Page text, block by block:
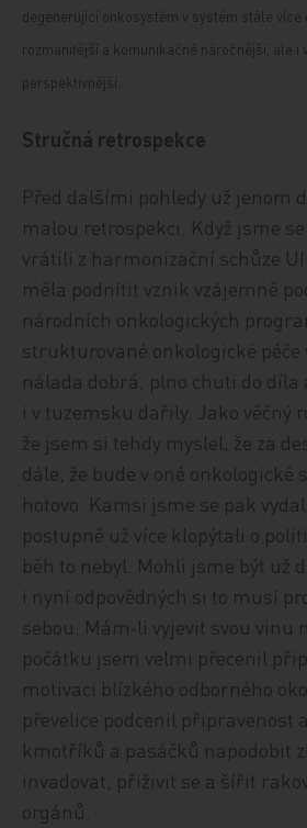
degenerující onkosystém v systém stále více
rozmanitější a komunikačně náročnější, ale i
perspektivnější.
Stručná retrospekce
Před dalšími pohledy už jenom
malou retrospekci. Když jsme
vrátili z harmonizační schůze
měla podnítit vznik vzájemně
národních onkologických
strukturované onkologické péče
nálada dobrá, plno chuti do
i v tuzemsku dařily. Jako věčný
že jsem si tehdy myslel, že za
dále, že bude v oné onkologické
hotovo. Kamsi jsme se pak
postupně už více klopýtali o
běh to nebyl. Mohli jsme být už
i nyní odpovědných si to musí
sebou. Mám‑li vyjevit svou vinu
počátku jsem velmi přecenil
motivaci blízkého odborného
převelice podcenil připravenost
kmotříků a pasáčků napodobit
invadovat, přiživit se a šířit
orgánů.